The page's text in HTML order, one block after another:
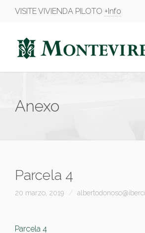
VISITE VIVIENDA PILOTO +Info
Anexo
Parcela 4
20 marzo, 2019
Parcela 4